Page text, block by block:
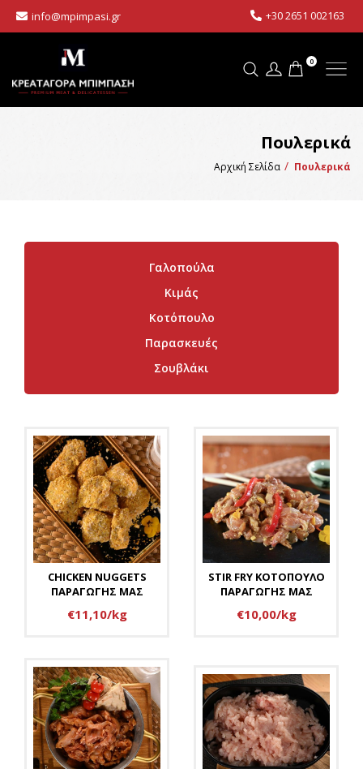
info@mpimpasi.gr +30 2651 002163
0
Πουλερικά
Αρχική Σελίδα Πουλερικά
Γαλοπούλα
Κιμάς
Κοτόπουλο
Παρασκευές
Σουβλάκι
CHICKEN NUGGETS
ΠΑΡΑΓΩΓΗΣ ΜΑΣ
€11,10/kg
STIR FRY ΚΟΤΟΠΟΥΛΟ
ΠΑΡΑΓΩΓΗΣ ΜΑΣ
€10,00/kg